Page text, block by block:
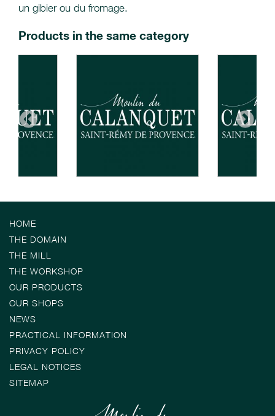
un gibier ou du fromage.
Products in the same category
HOME
THE DOMAIN
THE MILL
THE WORKSHOP
OUR PRODUCTS
OUR SHOPS
NEWS
PRACTICAL INFORMATION
PRIVACY POLICY
LEGAL NOTICES
SITEMAP